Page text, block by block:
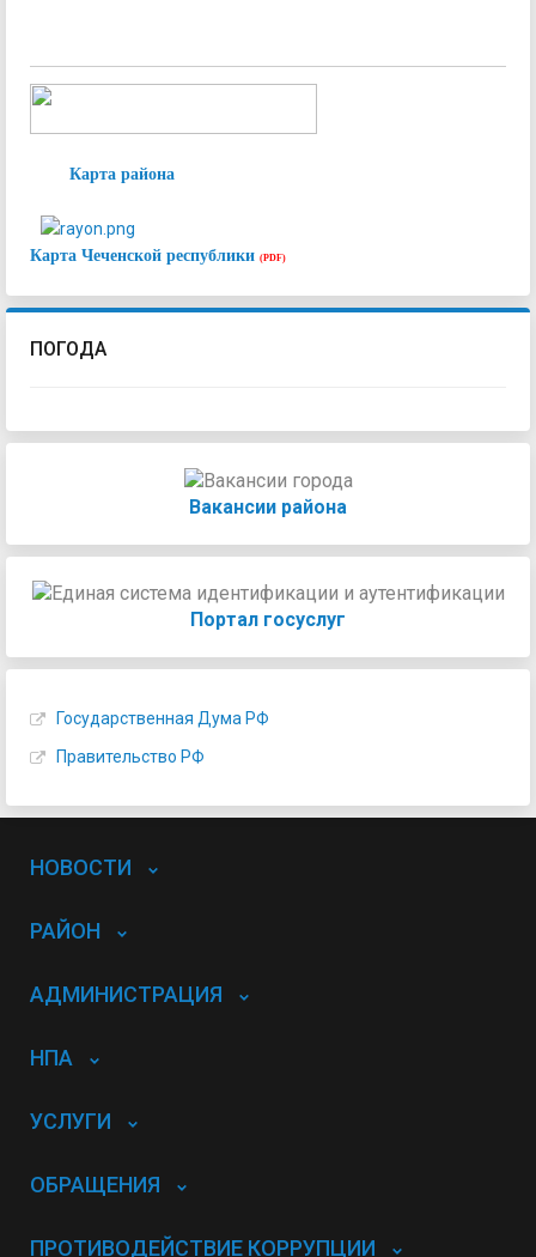
Карта района
Карта Чеченской республики (PDF)
ПОГОДА
Вакансии района
Портал госуслуг
Государственная Дума РФ
Правительство РФ
НОВОСТИ
РАЙОН
АДМИНИСТРАЦИЯ
НПА
УСЛУГИ
ОБРАЩЕНИЯ
ПРОТИВОДЕЙСТВИЕ КОРРУПЦИИ